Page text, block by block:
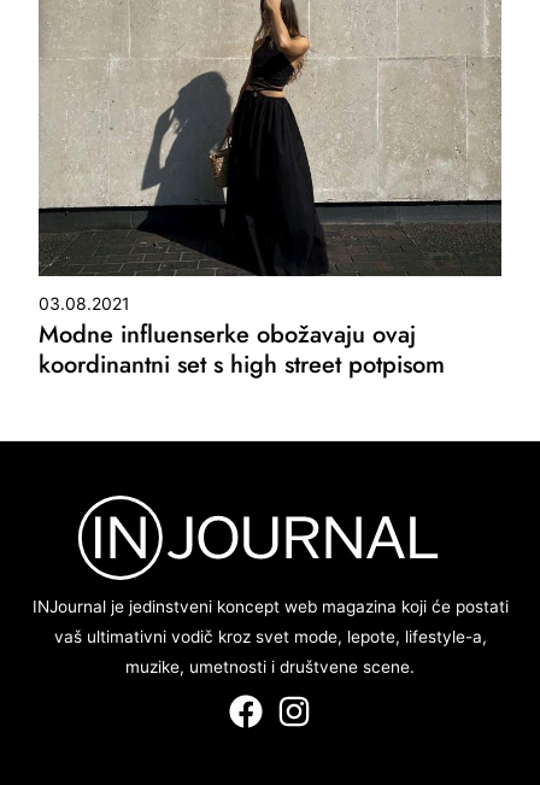
03.08.2021
Modne influenserke obožavaju ovaj
koordinantni set s high street potpisom
INJournal je jedinstveni koncept web magazina koji će postati
vaš ultimativni vodič kroz svet mode, lepote, lifestyle-a,
muzike, umetnosti i društvene scene.